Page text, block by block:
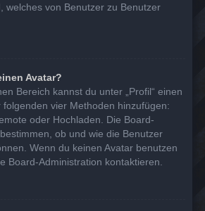
welches von Benutzer zu Benutzer
Avatar?
Bereich kannst du unter „Profil“ einen
vier Methoden hinzufügen:
oder Hochladen. Die Board-
ob und wie die Benutzer
Wenn du keinen Avatar benutzen
Board-Administration kontaktieren.